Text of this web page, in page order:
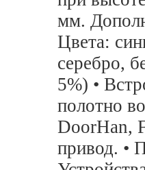
мм.
Цвета:
серебро,
5%) •
полотно
DoorHan,
привод. •